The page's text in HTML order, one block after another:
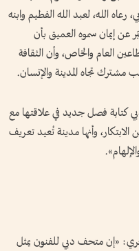
الله، لعبد الله الفطيم وابنه
عن إيمان سموه العميق بأن
العام والخاص، وأن الثقافة
تجاه المدينة والإنسان.
دبي كتابة فصل جديد في علاقتها مع
وأنها مدينة تُعيد تعريف
«إن متحف دبي للفنون يمثل